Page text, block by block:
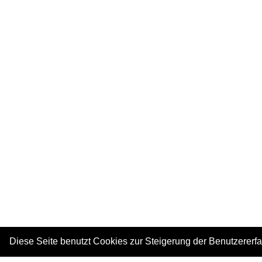
Diese Seite benutzt Cookies zur Steigerung der